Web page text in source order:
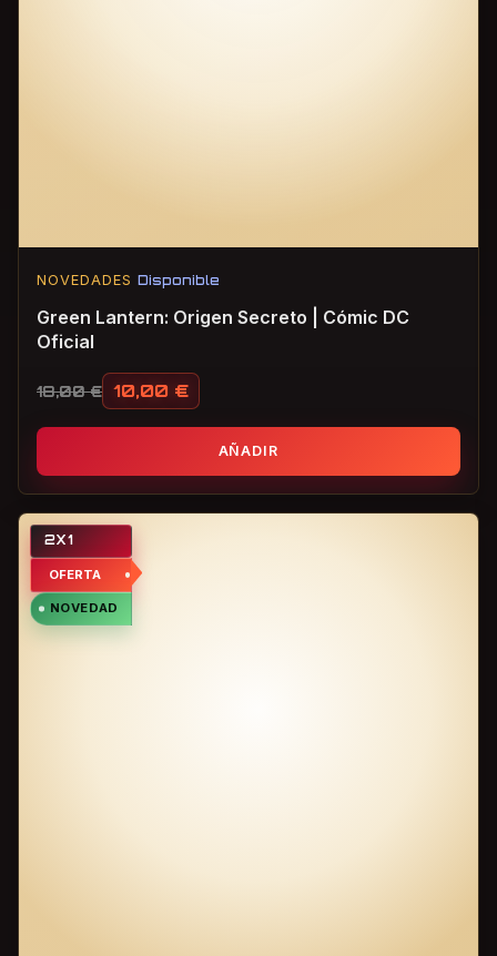
NOVEDADES Disponible
Green Lantern: Origen Secreto | Cómic DC
Oficial
18,00€
El precio original era: 18,00 €.
10,00 €
El precio actual es: 10,00 €.
AÑADIR
2X1
OFERTA
NOVEDAD